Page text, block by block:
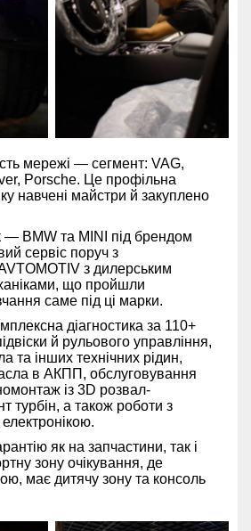
мережі — сегмент: VAG,
Porsche. Це профільна
навчені майстри й закуплено
BMW та MINI під брендом
сервіс поруч з
з дилерським
що пройшли
саме під ці марки.
діагностика за 110+
й рульового управління,
та інших технічних рідин,
в АКПП, обслуговування
із 3D розвал-
турбін, а також роботи з
як на запчастини, так і
зону очікування, де
має дитячу зону та консоль